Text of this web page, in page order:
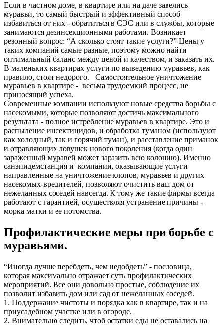
Если в частном доме, в квартире или на даче завелись
муравьи, то самый быстрый и эффективный способ
избавиться от них - обратиться в СЭС или в службы, которые
занимаются дезинсекционными работами. Возникает
резонный вопрос: “А сколько стоят такие услуги?” Цены у
таких компаний самые разные, поэтому можно найти
оптимальный баланс между ценой и качеством, и заказать их.
В маленьких квартирах услуги по выведению муравьев, как
правило, стоят недорого. Самостоятельное уничтожение
муравьев в квартире - весьма трудоемкий процесс, не
приносящий успеха.
Современные компании используют новые средства борьбы с
насекомыми, которые позволяют достичь максимального
результата - полное истребление муравьев в квартире. Это и
распыление инсектицидов, и обработка туманом (используют
как холодный, так и горячий туман), и расставление приманок
и отравляющих ловушек нового поколения (когда один
зараженный муравей может заразить всю колонию). Именно
санэпидемстанция и компании, оказывающие услуги
направленные на уничтожение клопов, муравьев и других
насекомых-вредителей, позволяют очистить ваш дом от
нежеланных соседей навсегда. К тому же такие фирмы всегда
работают с гарантией, осуществляя устранение причины -
морка матки и ее потомства.
Профилактические меры при борьбе с
муравьями.
“Иногда лучше перебдеть, чем недобдеть” - пословица,
которая максимально отражает суть профилактических
мероприятий. Все они довольно простые, соблюдение их
позволит избавить дом или сад от нежеланных соседей.
1. Поддержание чистоты и порядка как в квартире, так и на
приусадебном участке или в огороде.
2. Внимательно следить, чтоб остатки еды не оставались на